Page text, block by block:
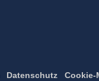
Datenschutz Cookie-